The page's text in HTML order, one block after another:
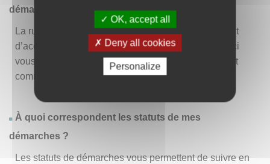
OK, accept all
Deny all cookies
Personalize
démarche » ?
La rubrique « Effectuer une démarche » vous permet
d’accéder à la liste des démarches disponibles. D’ici
vous pouvez choisir la démarche vous intéressant et
commencer à la remplir en un clic.
À quoi correspondent les statuts de mes
démarches ?
Les statuts de démarches vous permettent de suivre en